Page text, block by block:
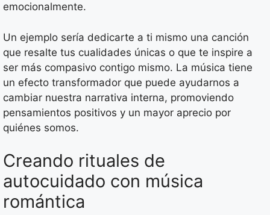
emocionalmente.
Un ejemplo sería dedicarte a ti mismo una canción
que resalte tus cualidades únicas o que te inspire a
ser más compasivo contigo mismo. La música tiene
un efecto transformador que puede ayudarnos a
cambiar nuestra narrativa interna, promoviendo
pensamientos positivos y un mayor aprecio por
quiénes somos.
Creando rituales de
autocuidado con música
romántica